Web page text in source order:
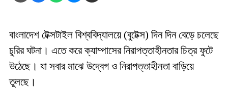
বাংলাদেশ টেক্সটাইল বিশ্ববিদ্যালয়ে (বুটেক্স) দিন দিন বেড়ে চলেছে
চুরির ঘটনা। এতে করে ক্যাম্পাসের নিরাপত্তাহীনতার চিত্র ফুটে
উঠেছে। যা সবার মাঝে উদ্বেগ ও নিরাপত্তাহীনতা বাড়িয়ে
তুলছে।